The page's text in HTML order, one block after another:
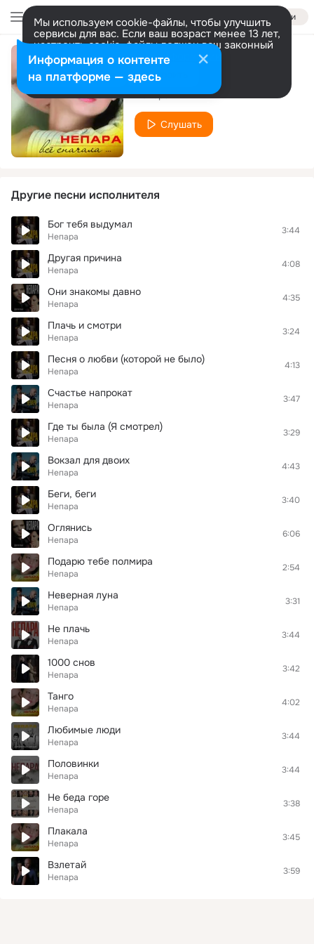
Войти
Мы используем cookie-файлы, чтобы улучшить
сервисы для вас. Если ваш возраст менее 13 лет,
настроить cookie-файлы должен ваш законный
представитель. Больше информации
Разрешить все Настроить
Вздох-взгляд
Непара
Слушать
Другие песни исполнителя
Бог тебя выдумал
Непара
3:44
Другая причина
Непара
4:08
Они знакомы давно
Непара
4:35
Плачь и смотри
Непара
3:24
Песня о любви (которой не было)
Непара
4:13
Счастье напрокат
Непара
3:47
Где ты была (Я смотрел)
Непара
3:29
Вокзал для двоих
Непара
4:43
Беги, беги
Непара
3:40
Оглянись
Непара
6:06
Подарю тебе полмира
Непара
2:54
Неверная луна
Непара
3:31
Не плачь
Непара
3:44
1000 снов
Непара
3:42
Танго
Непара
4:02
Любимые люди
Непара
3:44
Половинки
Непара
3:44
Не беда горе
Непара
3:38
Плакала
Непара
3:45
Взлетай
Непара
3:59
Информация о контенте
на платформе — здесь